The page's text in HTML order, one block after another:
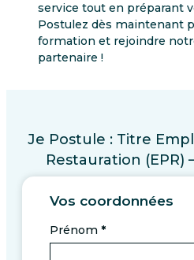
service tout en préparant
Postulez dès maintenant
formation et rejoindre
partenaire !
Je Postule : Titre
Restauration (EPR)
Vos coordonnées
Prénom *